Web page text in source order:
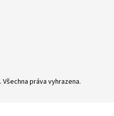
. Všechna práva vyhrazena.